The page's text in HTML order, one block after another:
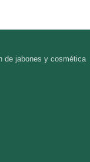
de jabones y cosmética